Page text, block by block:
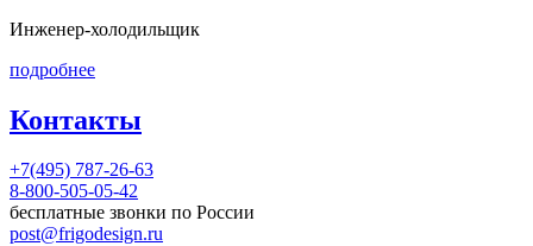
Инженер-холодильщик
подробнее
Контакты
+7(495) 787-26-63
8-800-505-05-42
бесплатные звонки по России
post@frigodesign.ru